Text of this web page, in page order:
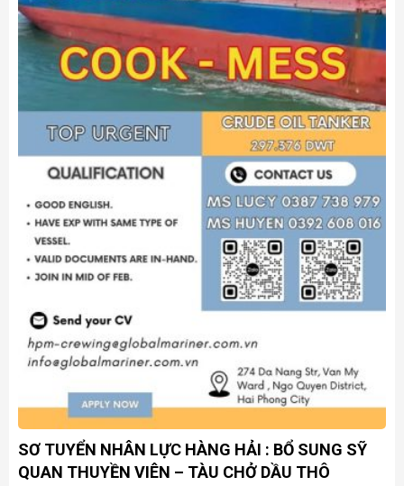
SƠ TUYỂN NHÂN LỰC HÀNG HẢI : BỔ SUNG SỸ
QUAN THUYỀN VIÊN – TÀU CHỞ DẦU THÔ